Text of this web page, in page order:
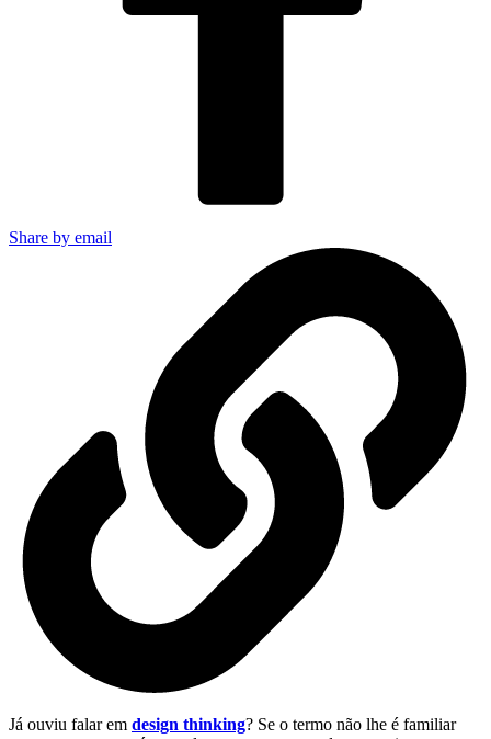
Share by email
Já ouviu falar em design thinking? Se o termo não lhe é familiar